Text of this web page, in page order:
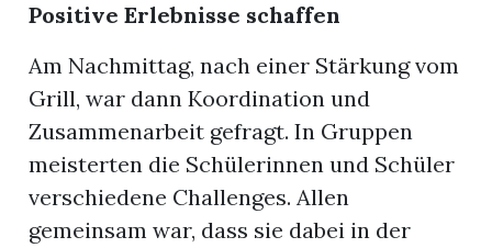
Positive Erlebnisse schaffen
Am Nachmittag, nach einer Stärkung vom
Grill, war dann Koordination und
Zusammenarbeit gefragt. In Gruppen
meisterten die Schülerinnen und Schüler
verschiedene Challenges. Allen
gemeinsam war, dass sie dabei in der